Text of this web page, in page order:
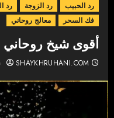
رد الحبيب
رد الزوجة رد
فك السحر
معالج روحاني
أقوى شيخ روحاني
SHAYKHRUHANI.COM